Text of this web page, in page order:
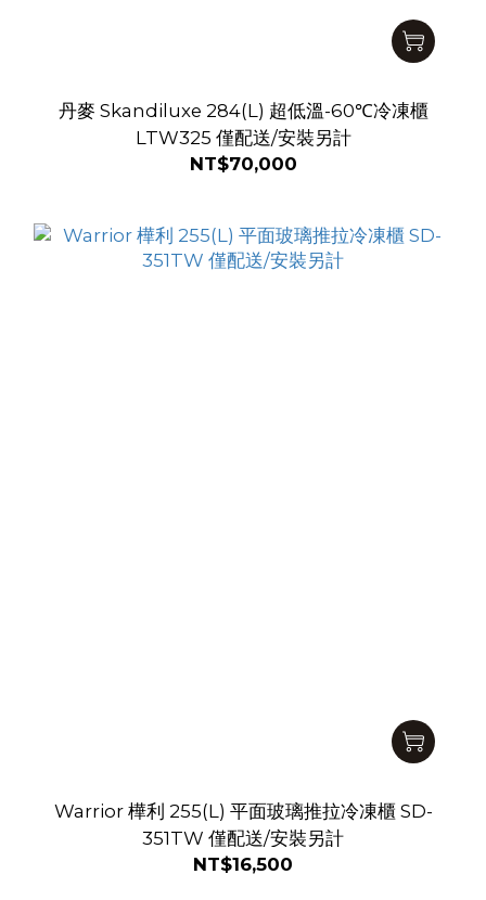
丹麥 Skandiluxe 284(L) 超低溫-60℃冷凍櫃
LTW325 僅配送/安裝另計
NT$70,000
Warrior 樺利 255(L) 平面玻璃推拉冷凍櫃 SD-
351TW 僅配送/安裝另計
NT$16,500